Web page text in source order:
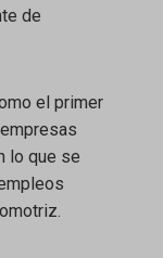
de
el primer
lo que se